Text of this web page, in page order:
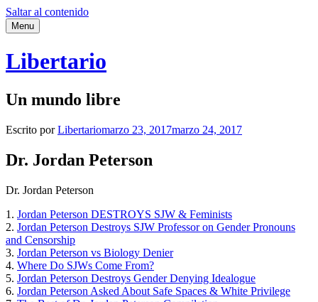
Saltar al contenido
Menu
Libertario
Un mundo libre
Escrito porLibertariomarzo 23, 2017marzo 24, 2017
Dr. Jordan Peterson
Dr. Jordan Peterson
1. Jordan Peterson DESTROYS SJW & Feminists
2. Jordan Peterson Destroys SJW Professor on Gender Pronouns
and Censorship
3. Jordan Peterson vs Biology Denier
4. Where Do SJWs Come From?
5. Jordan Peterson Destroys Gender Denying Idealogue
6. Jordan Peterson Asked About Safe Spaces & White Privilege